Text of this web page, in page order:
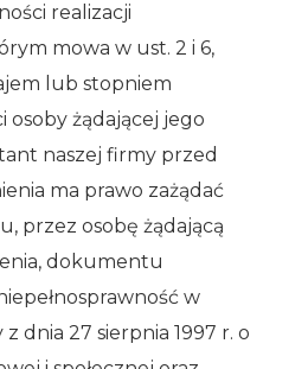
realizacji
mowa w ust. 2 i 6,
lub stopniem
osoby żądającej jego
naszej firmy przed
ma prawo zażądać
przez osobę żądającą
dokumentu
w
dnia 27 sierpnia 1997 r. o